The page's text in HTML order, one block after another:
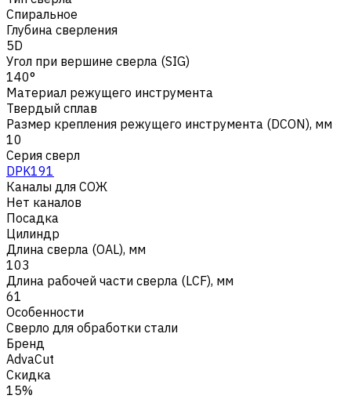
Спиральное
Глубина сверления
5D
Угол при вершине сверла (SIG)
140°
Материал режущего инструмента
Твердый сплав
Размер крепления режущего инструмента (DCON), мм
10
Серия сверл
DPK191
Каналы для СОЖ
Нет каналов
Посадка
Цилиндр
Длина сверла (OAL), мм
103
Длина рабочей части сверла (LCF), мм
61
Особенности
Сверло для обработки стали
Бренд
AdvaCut
Скидка
15%